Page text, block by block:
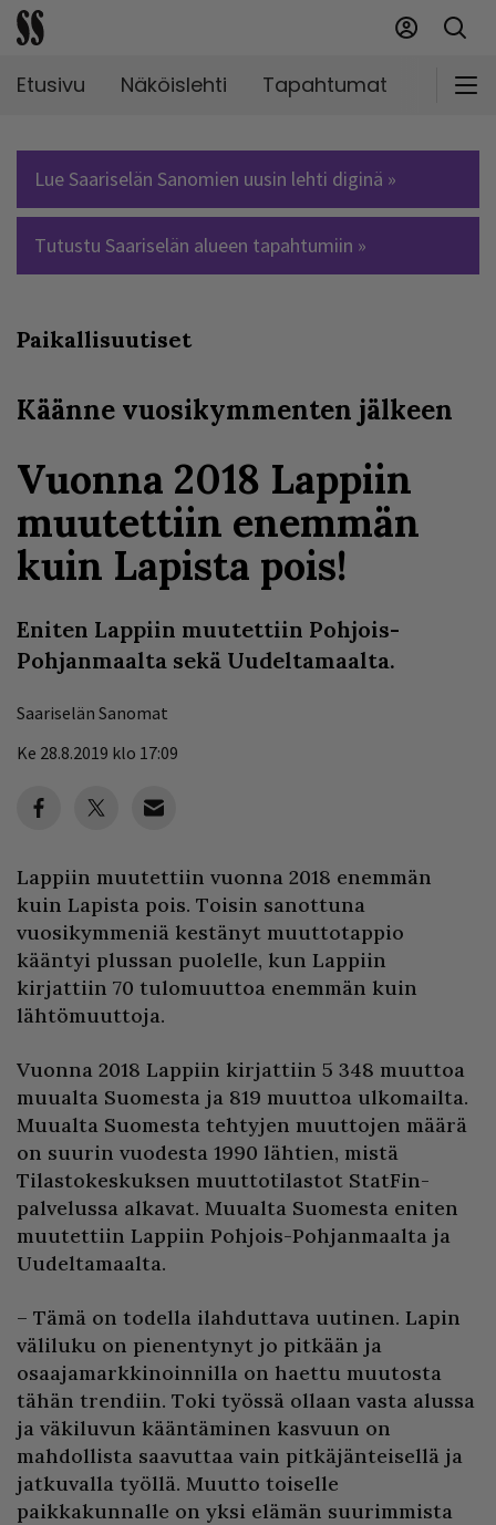
Etusivu Näköislehti Tapahtumat
Lue Saariselän Sanomien uusin lehti diginä »
Tutustu Saariselän alueen tapahtumiin »
Paikallisuutiset
Käänne vuosikymmenten jälkeen
Vuonna 2018 Lappiin
muutettiin enemmän
kuin Lapista pois!
Eniten Lappiin muutettiin Pohjois-
Pohjanmaalta sekä Uudeltamaalta.
Saariselän Sanomat
Ke 28.8.2019 klo 17:09
Lappiin muutettiin vuonna 2018 enemmän
kuin Lapista pois. Toisin sanottuna
vuosikymmeniä kestänyt muuttotappio
kääntyi plussan puolelle, kun Lappiin
kirjattiin 70 tulomuuttoa enemmän kuin
lähtömuuttoja.
Vuonna 2018 Lappiin kirjattiin 5 348 muuttoa
muualta Suomesta ja 819 muuttoa ulkomailta.
Muualta Suomesta tehtyjen muuttojen määrä
on suurin vuodesta 1990 lähtien, mistä
Tilastokeskuksen muuttotilastot StatFin-
palvelussa alkavat. Muualta Suomesta eniten
muutettiin Lappiin Pohjois-Pohjanmaalta ja
Uudeltamaalta.
– Tämä on todella ilahduttava uutinen. Lapin
väliluku on pienentynyt jo pitkään ja
osaajamarkkinoinnilla on haettu muutosta
tähän trendiin. Toki työssä ollaan vasta alussa
ja väkiluvun kääntäminen kasvuun on
mahdollista saavuttaa vain pitkäjänteisellä ja
jatkuvalla työllä. Muutto toiselle
paikkakunnalle on yksi elämän suurimmista